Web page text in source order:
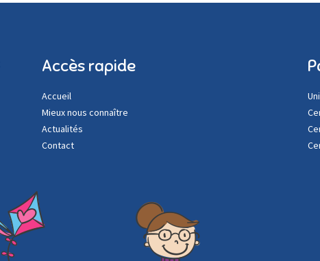
Accès rapide
Accueil
Mieux nous connaître
Actualités
Contact